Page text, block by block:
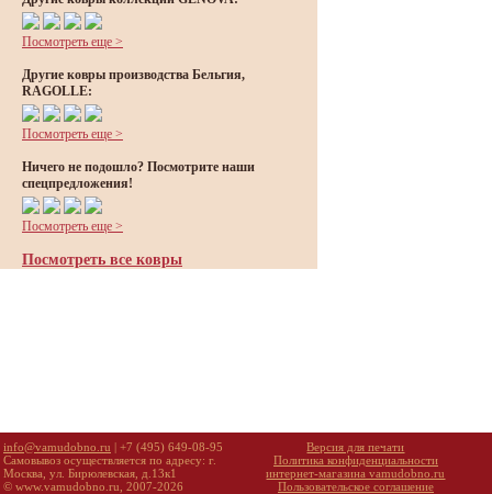
Посмотреть еще >
Другие ковры производства Бельгия,
RAGOLLE:
Посмотреть еще >
Ничего не подошло? Посмотрите наши
спецпредложения!
Посмотреть еще >
Посмотреть все ковры
info@vamudobno.ru | +7 (495) 649-08-95
Самовывоз осуществляется по адресу: г.
Москва, ул. Бирюлевская, д.13к1
© www.vamudobno.ru, 2007-2026
Версия для печати
Политика конфиденциальности
интернет-магазина vamudobno.ru
Пользовательское соглашение